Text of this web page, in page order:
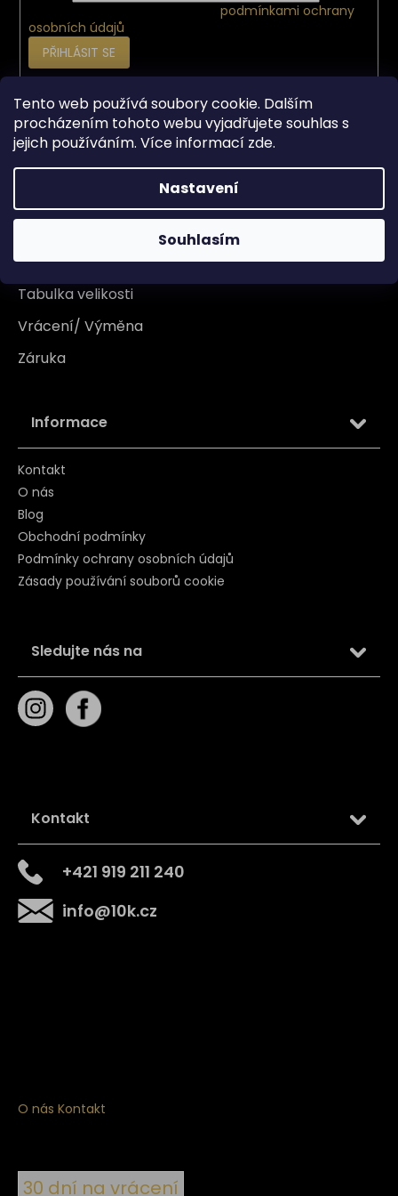
Tento web používá soubory cookie. Dalším
procházením tohoto webu vyjadřujete souhlas s
jejich používáním. Více informací zde.
Nastavení
Souhlasím
podmínkami ochrany
osobních údajů
PŘIHLÁSIT SE
Vše o nákupu
Doprava
Reklamace
Tabulka velikosti
Vrácení/ Výměna
Záruka
Informace
Kontakt
O nás
Blog
Obchodní podmínky
Podmínky ochrany osobních údajů
Zásady používání souborů cookie
Sledujte nás na
Kontakt
info@10k.cz
+421 919 211 240
O nás Kontakt
30 dní na vrácení